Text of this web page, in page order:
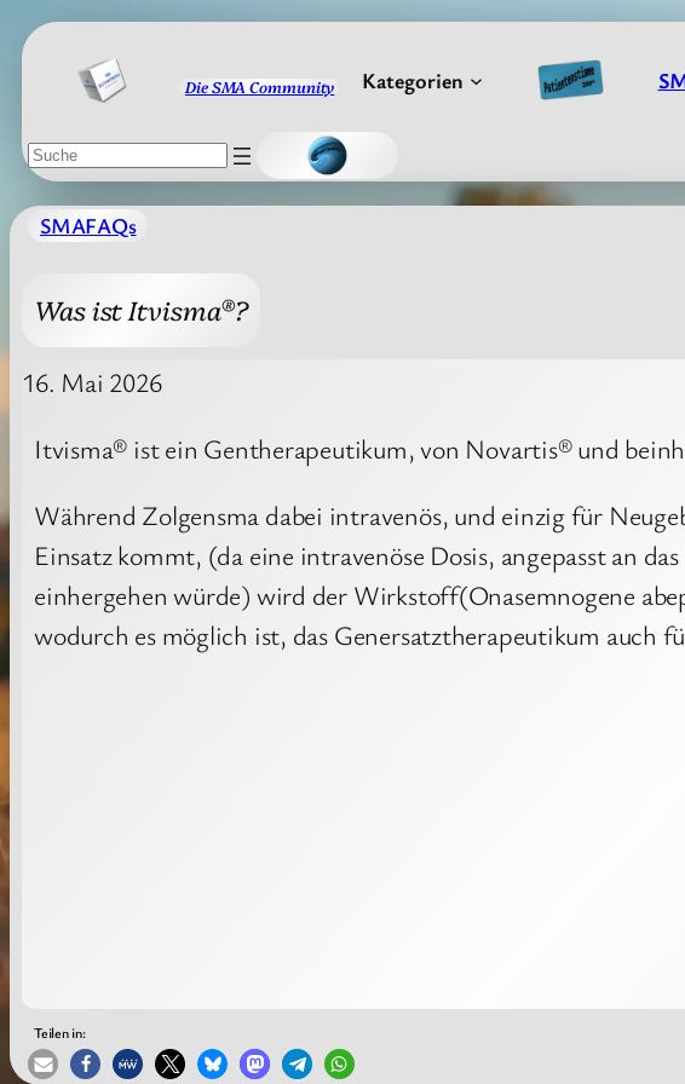
Zum
springen
Die SMA Community Kategorien
Suchen
SMAFAQs
Was ist Itvisma®?
16. Mai 2026
Itvisma® ist ein Gentherapeutikum, von Novartis® und
Während Zolgensma dabei intravenös, und einzig für
Einsatz kommt, (da eine intravenöse Dosis, angepasst an
einhergehen würde) wird der Wirkstoff(Onasemnogene
wodurch es möglich ist, das Genersatztherapeutikum auch
Teilen in: